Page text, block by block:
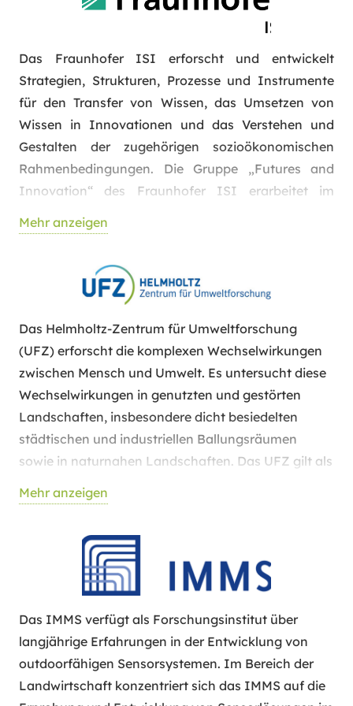
Kombination von menschlichem Wissen und KI-
basierter Datenanalysen bereitzustellen. Für diesen
Zweck ist die Forschergruppe interdisziplinär
aufgestellt. Im Projekt liegt der Fokus des
Fraunhofer IVV auf der Entwicklung eines
Assistenzsystems in der Obstverarbeitung, auf dem
Wissenstransfer und der Verstetigung der
Projektergebnisse sowie auf der Leitung des
Projektes MIRO.
Das Fraunhofer ISI erforscht und entwickelt
Strategien, Strukturen, Prozesse und Instrumente
für den Transfer von Wissen, das Umsetzen von
Wissen in Innovationen und das Verstehen und
Gestalten der zugehörigen sozioökonomischen
Rahmenbedingungen. Die Gruppe „Futures and
Innovation“ des Fraunhofer ISI erarbeitet im
interdisziplinären Team Zukunftswissen für den
Einsatz neuer Technologien und Dienstleistungen
ihrem weiteren Umfeld (z. B. gesellschaftliche,
wirtschaftliche oder politische Aspekte). In
landwirtschaftsbezogenen Projekten wurden bereits
Zukunftspfade für den Einsatz digitaler Lösungen
betrachtet und über partizipative Formate des
Wissenstransfers in die landwirtschaftliche Praxis
überführt. Das Fraunhofer ISI verantwortet im
Projekt MIRO die Projektphase 1 zur technischen
und sozioökonomischen Analyse der möglichen
Wissenstransfer und Kommunikation.
Mehr anzeigen
Das Helmholtz-Zentrum für Umweltforschung
(UFZ) erforscht die komplexen Wechselwirkungen
zwischen Mensch und Umwelt. Es untersucht diese
Wechselwirkungen in genutzten und gestörten
Landschaften, insbesondere dicht besiedelten
städtischen und industriellen Ballungsräumen
sowie in naturnahen Landschaften. Das UFZ gilt als
nationales und internationales Kompetenzzentrum
im Bereich Monitoring- und
anwendungsorientierte Methoden, Technologien
und Strategien zur Beobachtung und Exploration
der Umwelt in allen Kompartimenten (Boden,
Wasser und Luft) und deren Interaktion. Zudem
entwickeln, validieren und integrieren
WissenschaftlerInnen des UFZ hydrologische
Multiskalen-Modelle des Wasserkreislaufs und
Mehr anzeigen
Das IMMS verfügt als Forschungsinstitut über
langjährige Erfahrungen in der Entwicklung von
outdoorfähigen Sensorsystemen. Im Bereich der
Landwirtschaft konzentriert sich das IMMS auf die